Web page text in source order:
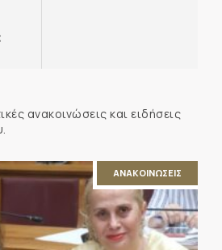
ανακοινώσεις και ειδήσεις
ΑΝΑΚΟΙΝΩΣΕΙΣ